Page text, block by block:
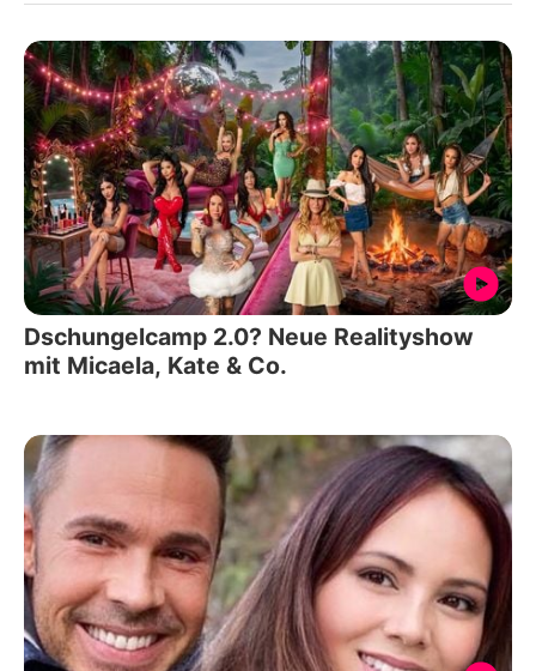
Dschungelcamp 2.0? Neue Realityshow
mit Micaela, Kate & Co.